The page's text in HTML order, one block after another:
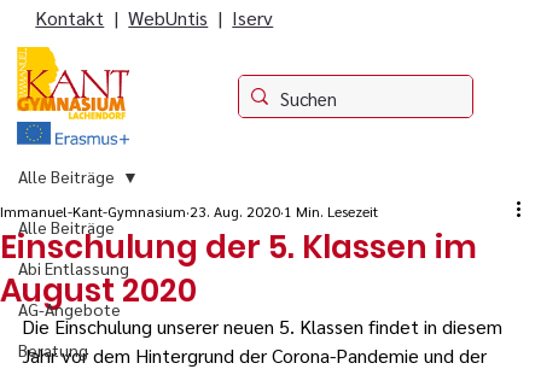
Kontakt |WebUntis | Iserv
Alle Beiträge
Abi Entlassung
AG-Angebote
Beratung
Alle Beiträge
Einschulung der 5. Klassen im
August 2020
Immanuel-Kant-Gymnasium 23. Aug. 2020 1 Min. Lesezeit
Die Einschulung unserer neuen 5. Klassen findet in diesem
Jahr vor dem Hintergrund der Corona-Pandemie und der